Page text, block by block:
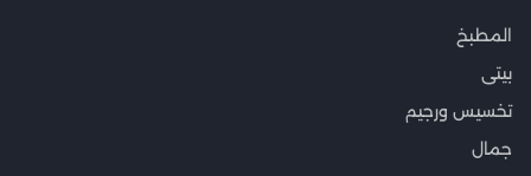
المطبخ
بيتى
تخسيس ورجيم
جمال